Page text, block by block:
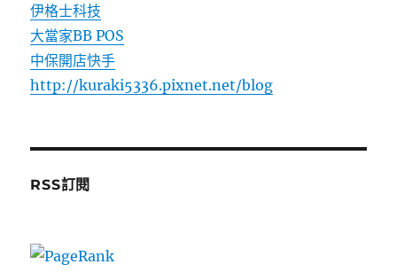
伊格士科技
大當家BB POS
中保開店快手
http://kuraki5336.pixnet.net/blog
RSS訂閱